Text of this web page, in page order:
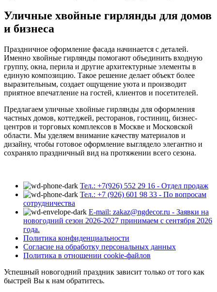
Уличные хвойные гирлянды для домов
и бизнеса
Праздничное оформление фасада начинается с деталей.
Именно хвойные гирлянды помогают объединить входную
группу, окна, перила и другие архитектурные элементы в
единую композицию. Такое решение делает объект более
выразительным, создает ощущение уюта и производит
приятное впечатление на гостей, клиентов и посетителей.
Предлагаем уличные хвойные гирлянды для оформления
частных домов, коттеджей, ресторанов, гостиниц, бизнес-
центров и торговых комплексов в Москве и Московской
области. Мы уделяем внимание качеству материалов и
дизайну, чтобы готовое оформление выглядело элегантно и
сохраняло праздничный вид на протяжении всего сезона.
Тел.: +7(926) 552 29 16 - Отдел продаж
Тел.: +7 (926) 601 98 33 - По вопросам
сотрудничества
E-mail: zakaz@ngdecor.ru - Заявки на
новогодний сезон 2026-2027 принимаем с сентября 2026
года.
Политика конфиденциальности
Согласие на обработку персональных данных
Политика в отношении cookie-файлов
Успешный новогодний праздник зависит только от того как
быстрей Вы к нам обратитесь.